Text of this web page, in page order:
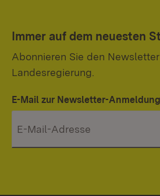
Immer auf dem neuesten
Abonnieren Sie den
Landesregierung.
E-Mail zur Newsletter-Anmeldung